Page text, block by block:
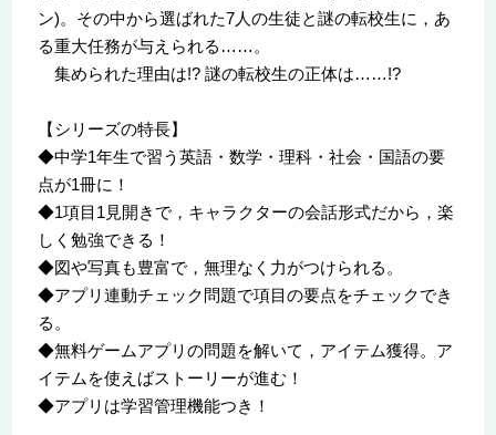
ン)。その中から選ばれた7人の生徒と謎の転校生に，あ
る重大任務が与えられる……。
集められた理由は!? 謎の転校生の正体は……!?
【シリーズの特長】
◆中学1年生で習う英語・数学・理科・社会・国語の要
点が1冊に！
◆1項目1見開きで，キャラクターの会話形式だから，楽
しく勉強できる！
◆図や写真も豊富で，無理なく力がつけられる。
◆アプリ連動チェック問題で項目の要点をチェックでき
る。
◆無料ゲームアプリの問題を解いて，アイテム獲得。ア
イテムを使えばストーリーが進む！
◆アプリは学習管理機能つき！